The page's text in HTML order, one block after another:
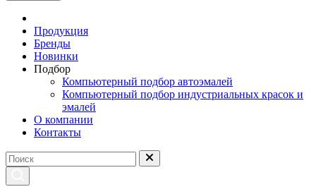
Продукция
Бренды
Новинки
Подбор
Компьютерный подбор автоэмалей
Компьютерный подбор индустриальных красок и
эмалей
О компании
Контакты